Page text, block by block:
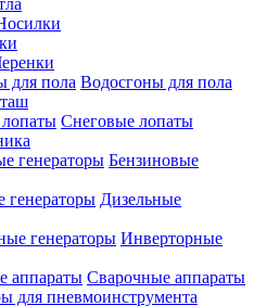
Водосгоны для пола
Снеговые лопаты
Бензиновые
Дизельные
Инверторные
Сварочные аппараты